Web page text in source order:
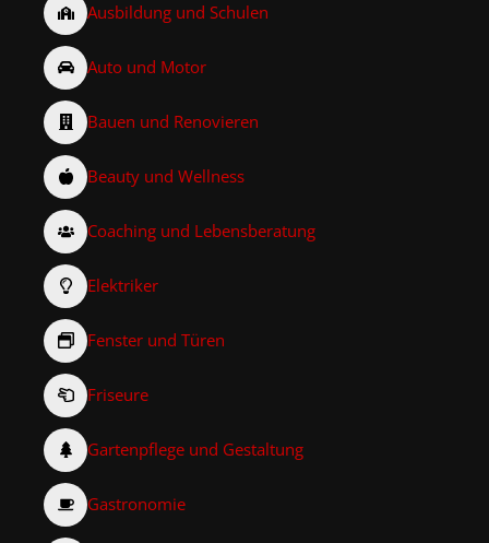
Ausbildung und Schulen
Auto und Motor
Bauen und Renovieren
Beauty und Wellness
Coaching und Lebensberatung
Elektriker
Fenster und Türen
Friseure
Gartenpflege und Gestaltung
Gastronomie